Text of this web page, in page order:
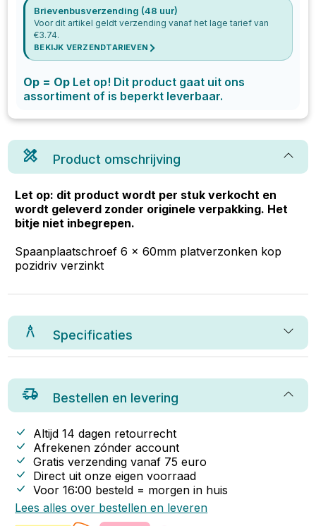
Brievenbusverzending (48 uur)
Voor dit artikel geldt verzending vanaf het lage tarief van
€3.74.
BEKIJK VERZENDTARIEVEN
Op = Op Let op! Dit product gaat uit ons
assortiment of is beperkt leverbaar.
Product omschrijving
Let op: dit product wordt per stuk verkocht en
wordt geleverd zonder originele verpakking. Het
bitje niet inbegrepen.
Spaanplaatschroef 6 x 60mm platverzonken kop
pozidriv verzinkt
Specificaties
Bestellen en levering
Altijd 14 dagen retourrecht
Afrekenen zónder account
Gratis verzending vanaf 75 euro
Direct uit onze eigen voorraad
Voor 16:00 besteld = morgen in huis
Lees alles over bestellen en leveren